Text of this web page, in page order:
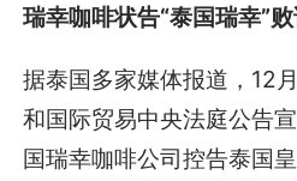
瑞幸咖啡状告“泰国瑞幸”
据泰国多家媒体报道，12
和国际贸易中央法庭公告
国瑞幸咖啡公司控告泰国